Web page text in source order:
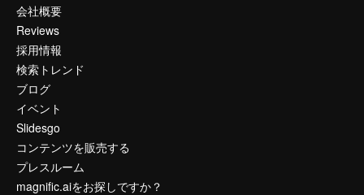
会社概要
Reviews
採用情報
検索トレンド
ブログ
イベント
Slidesgo
コンテンツを販売する
プレスルーム
magnific.aiをお探しですか？